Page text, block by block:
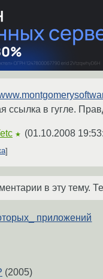
ссылка в гугле.
★ (01.10.2008
в эту тему.
приложений
(2005)